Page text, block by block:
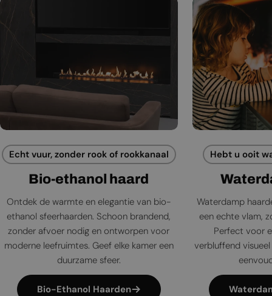
Echt vuur, zonder rook of rookkanaal
Bio-ethanol haard
Ontdek de warmte en elegantie van bio-
ethanol sfeerhaarden. Schoon brandend,
zonder afvoer nodig en ontworpen voor
moderne leefruimtes. Geef elke kamer een
duurzame sfeer.
Bio-Ethanol Haarden
Hebt u ooit
Waterdamp
een echte vlam,
Perfect voor
verbluffend